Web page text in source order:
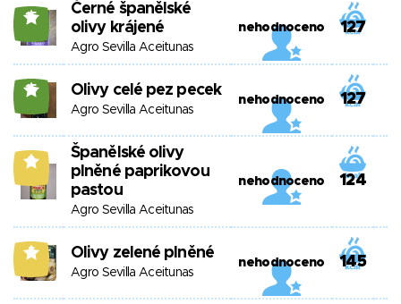
15
Černé španělské
olivy krájené
Agro Sevilla Aceitunas
nehodnoceno 127
15 Olivy celé pez pecek
Agro Sevilla Aceitunas
nehodnoceno 127
9
Španělské olivy
plněné paprikovou
pastou
Agro Sevilla Aceitunas
nehodnoceno 124
5 Olivy zelené plněné
Agro Sevilla Aceitunas
nehodnoceno 145